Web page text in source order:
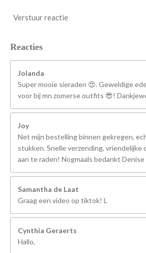
Verstuur reactie
Reacties
Jolanda
Super mooie sieraden 😍. Geweldige
voor bij mn zomerse outfits 😎!
Joy
Net mijn bestelling binnen gekregen,
stukken. Snelle verzending, vriendelijke
aan te raden! Nogmaals bedankt Denise
Samantha de Laat
Graag een video op tiktok! L
Cynthia Geraerts
Hallo,